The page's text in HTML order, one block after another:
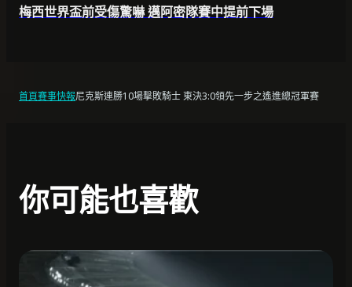
梅西世界盃前受傷驚嚇 邁阿密隊賽中提前下場
首頁賽事快報尼克斯連勝10場擊敗騎士 東決3:0領先一步之遙進總冠軍賽
你可能也喜歡